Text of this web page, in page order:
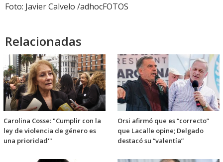
Foto: Javier Calvelo /adhocFOTOS
Relacionadas
Carolina Cosse: "Cumplir con la
ley de violencia de género es
una prioridad'"
Orsi afirmó que es “correcto”
que Lacalle opine; Delgado
destacó su “valentía”